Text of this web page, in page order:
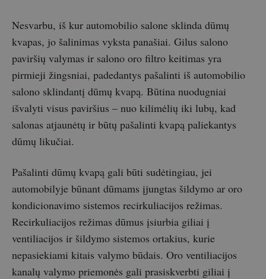
Nesvarbu, iš kur automobilio salone sklinda dūmų
kvapas, jo šalinimas vyksta panašiai. Gilus salono
paviršių valymas ir salono oro filtro keitimas yra
pirmieji žingsniai, padedantys pašalinti iš automobilio
salono sklindantį dūmų kvapą. Būtina nuodugniai
išvalyti visus paviršius – nuo kilimėlių iki lubų, kad
salonas atjaunėtų ir būtų pašalinti kvapą paliekantys
dūmų likučiai.
Pašalinti dūmų kvapą gali būti sudėtingiau, jei
automobilyje būnant dūmams įjungtas šildymo ar oro
kondicionavimo sistemos recirkuliacijos režimas.
Recirkuliacijos režimas dūmus įsiurbia giliai į
ventiliacijos ir šildymo sistemos ortakius, kurie
nepasiekiami kitais valymo būdais. Oro ventiliacijos
kanalų valymo priemonės gali prasiskverbti giliai į